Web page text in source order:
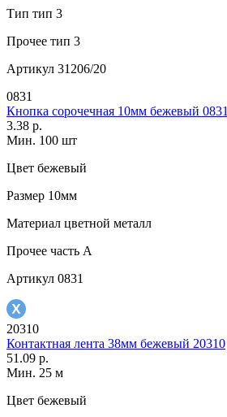
Тип тип 3
Прочее тип 3
Артикул 31206/20
0831
Кнопка сорочечная 10мм бежевый 0831
3.38 р.
Мин. 100 шт
Цвет бежевый
Размер 10мм
Материал цветной металл
Прочее часть A
Артикул 0831
20310
Контактная лента 38мм бежевый 20310
51.09 р.
Мин. 25 м
Цвет бежевый